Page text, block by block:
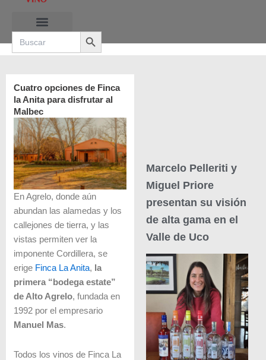
contenido
Search
for:
Search Button
Cuatro opciones de Finca
la Anita para disfrutar al
Malbec
En Agrelo, donde aún
abundan las alamedas y los
callejones de tierra, y las
vistas permiten ver la
imponente Cordillera, se
erige Finca La Anita, la
primera “bodega estate”
de Alto Agrelo, fundada en
1992 por el empresario
Manuel Mas.
Todos los vinos de Finca La
Marcelo Pelleriti y
Miguel Priore
presentan su visión
de alta gama en el
Valle de Uco